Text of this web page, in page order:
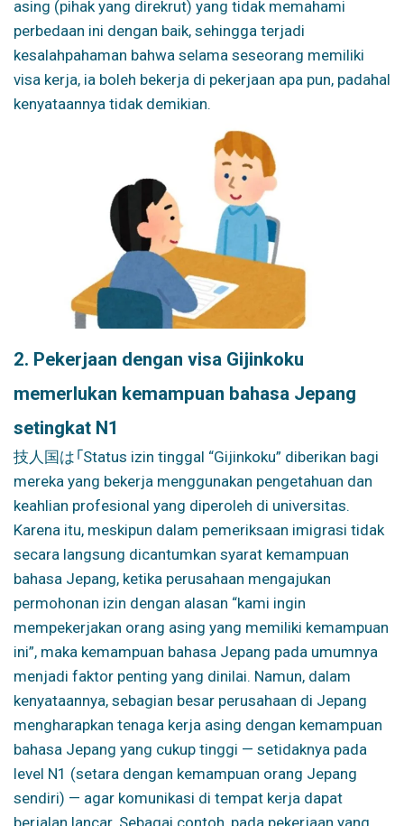
asing (pihak yang direkrut) yang tidak memahami
perbedaan ini dengan baik, sehingga terjadi
kesalahpahaman bahwa selama seseorang memiliki
visa kerja, ia boleh bekerja di pekerjaan apa pun, padahal
kenyataannya tidak demikian.
2. Pekerjaan dengan visa Gijinkoku
memerlukan kemampuan bahasa Jepang
setingkat N1
技人国は「 Status izin tinggal “Gijinkoku” diberikan bagi
mereka yang bekerja menggunakan pengetahuan dan
keahlian profesional yang diperoleh di universitas.
Karena itu, meskipun dalam pemeriksaan imigrasi tidak
secara langsung dicantumkan syarat kemampuan
bahasa Jepang, ketika perusahaan mengajukan
permohonan izin dengan alasan “kami ingin
mempekerjakan orang asing yang memiliki kemampuan
ini”, maka kemampuan bahasa Jepang pada umumnya
menjadi faktor penting yang dinilai. Namun, dalam
kenyataannya, sebagian besar perusahaan di Jepang
mengharapkan tenaga kerja asing dengan kemampuan
bahasa Jepang yang cukup tinggi — setidaknya pada
level N1 (setara dengan kemampuan orang Jepang
sendiri) — agar komunikasi di tempat kerja dapat